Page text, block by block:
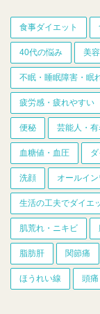
食事ダイエット
40代の悩み 美
不眠・睡眠障害・眠
疲労感・疲れやすい
便秘 芸能人・
血糖値・血圧
洗顔 オールイ
生活の工夫でダイエ
肌荒れ・ニキビ
脂肪肝 関節痛
ほうれい線 頭痛